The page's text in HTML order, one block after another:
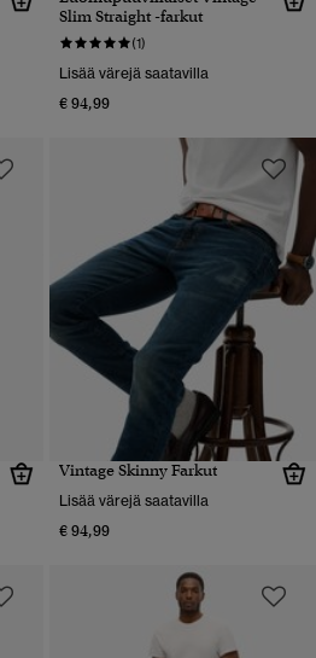
Slim Straight -farkut
(1)
Lisää värejä saatavilla
€ 94,99
Vintage Skinny Farkut
Lisää värejä saatavilla
€ 94,99